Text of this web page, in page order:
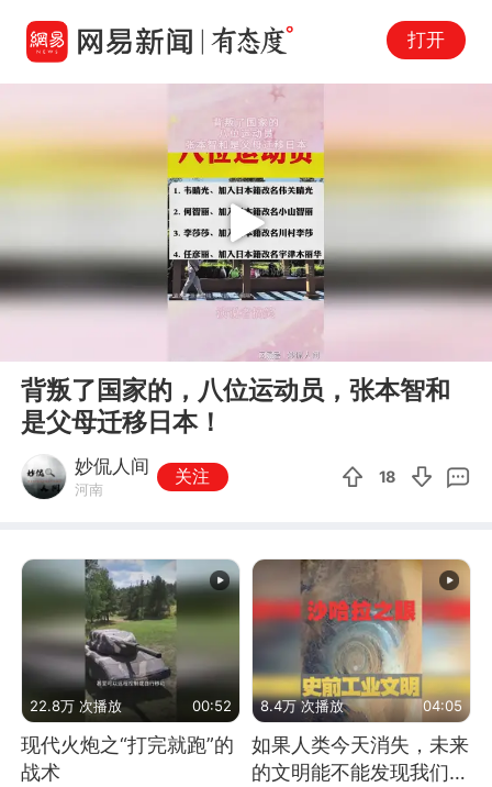
打开
Play
背叛了国家的，八位运动员，张本智和
是父母迁移日本！
妙侃人间
河南
关注 18
22.8万 次播放 00:52
现代火炮之“打完就跑”的
战术
8.4万 次播放 04:05
如果人类今天消失，未来
的文明能不能发现我们存